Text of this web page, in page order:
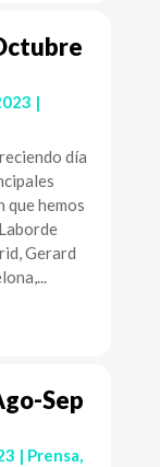
|
día
que hemos
Gerard
Sep
| Prensa,